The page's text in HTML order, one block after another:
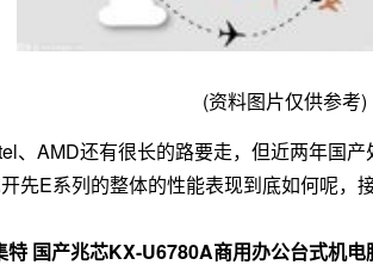
(资料图片仅供参考)
、AMD还有很长的路要走，但近两年国
先E系列的整体的性能表现到底如何呢，
特 国产兆芯KX-U6780A商用办公台式机